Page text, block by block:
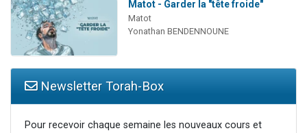
Matot - Garder la "tête froide"
Matot
Yonathan BENDENNOUNE
Newsletter Torah-Box
Pour recevoir chaque semaine les nouveaux cours et